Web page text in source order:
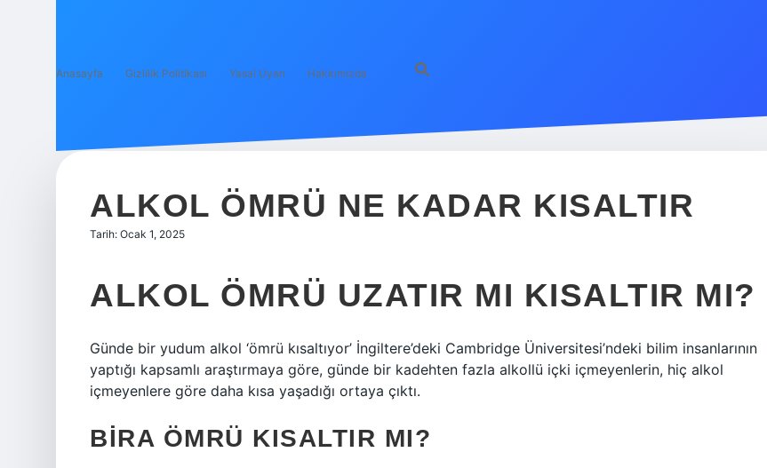
Anasayfa Gizlilik Politikası Yasal Uyarı Hakkımızda
ALKOL ÖMRÜ NE KADAR KISALTIR
Tarih: Ocak 1, 2025
ALKOL ÖMRÜ UZATIR MI KISALTIR MI?
Günde bir yudum alkol ‘ömrü kısaltıyor’ İngiltere’deki Cambridge Üniversitesi’ndeki bilim insanlarının
yaptığı kapsamlı araştırmaya göre, günde bir kadehten fazla alkollü içki içmeyenlerin, hiç alkol
içmeyenlere göre daha kısa yaşadığı ortaya çıktı.
BIRA ÖMRÜ KISALTIR MI?